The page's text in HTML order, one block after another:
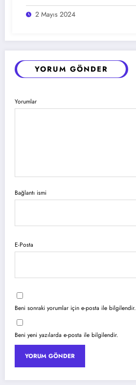
2 Mayıs 2024
YORUM GÖNDER
Yorumlar
Bağlantı ismi
E-Posta
Beni sonraki yorumlar için e-posta ile bilgilendir.
Beni yeni yazılarda e-posta ile bilgilendir.